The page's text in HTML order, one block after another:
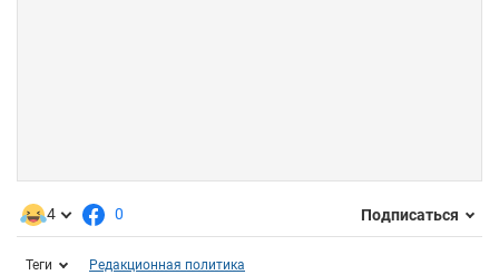
4 0 Подписаться
Теги Редакционная политика